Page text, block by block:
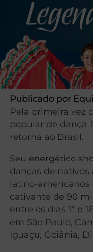
Publicado por
Pela primeira vez
popular de dança
retorna ao Brasil.
Seu energético
danças de nativos
latino-
cativante de 90
entre os dias 1º e
em São Paulo,
Iguaçu, Goiânia,